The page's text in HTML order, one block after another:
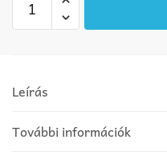
matrica
két
mennyiség
Leírás
További információk